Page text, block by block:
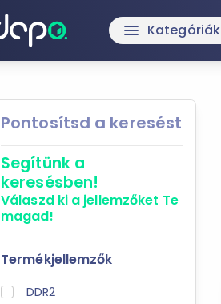
menu Kategóriák
Pontosítsd a keresést
Segítünk a
keresésben!
Válaszd ki a jellemzőket Te
magad!
Termékjellemzők
DDR2